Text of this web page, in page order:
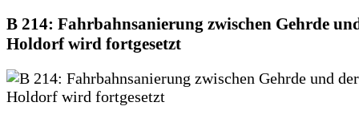
B 214: Fahrbahnsanierung zwischen Gehrde
Holdorf wird fortgesetzt